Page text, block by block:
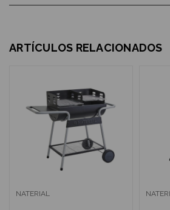
ARTÍCULOS RELACIONADOS
NATERIAL